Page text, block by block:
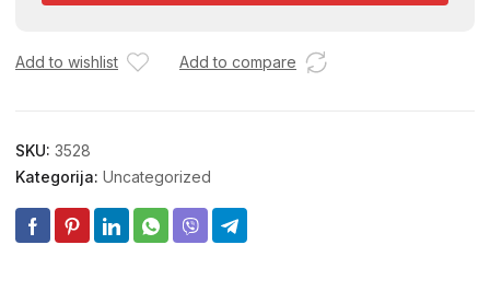
Add to wishlist Add to compare
SKU: 3528
Kategorija: Uncategorized